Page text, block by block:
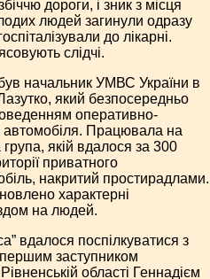
дороги, і зник з місця
людей загинули одразу
до лікарні.
слідчі.
начальник УМВС України в
який безпосередньо
оперативно­
автомобіля. Працювала на
якій вдалося за 300
приватного
накритий простирадлами.
характерні
на людей.
вдалося поспілкуватися з
першим заступником
області Геннадієм